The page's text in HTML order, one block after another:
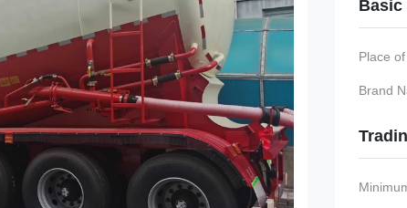
Basic
Place
Brand